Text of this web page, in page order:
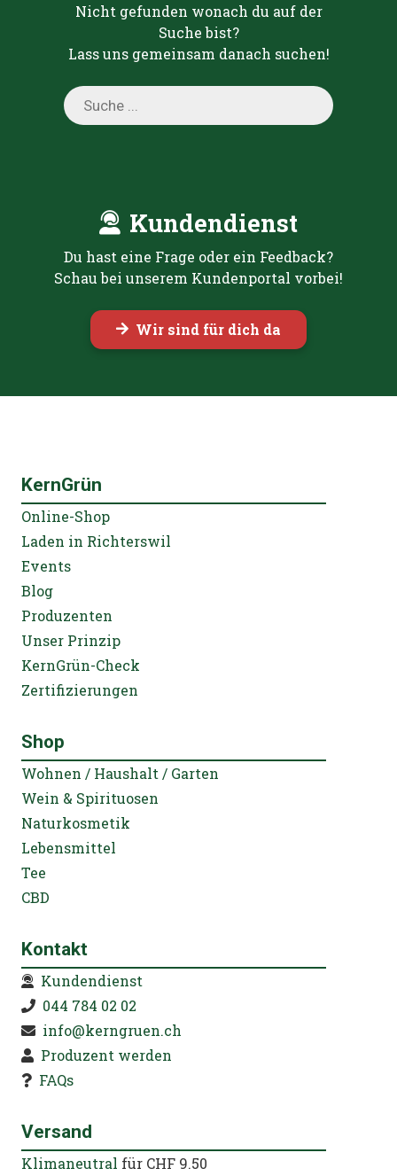
Nicht gefunden wonach du auf der
Suche bist?
Lass uns gemeinsam danach suchen!
Products
search
Kundendienst
Du hast eine Frage oder ein Feedback?
Schau bei unserem Kundenportal vorbei!
Wir sind für dich da
KernGrün
Online-Shop
Laden in Richterswil
Events
Blog
Produzenten
Unser Prinzip
KernGrün-Check
Zertifizierungen
Shop
Wohnen / Haushalt / Garten
Wein & Spirituosen
Naturkosmetik
Lebensmittel
Tee
CBD
Kontakt
Kundendienst
044 784 02 02
info@kerngruen.ch
Produzent werden
FAQs
Versand
Klimaneutral für CHF 9.50